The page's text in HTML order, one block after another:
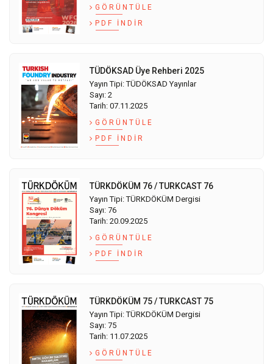
GÖRÜNTÜLE
PDF İNDIR
TÜDÖKSAD Üye Rehberi 2025
Yayın Tipi: TÜDÖKSAD Yayınlar
Sayı: 2
Tarih: 07.11.2025
GÖRÜNTÜLE
PDF İNDIR
TÜRKDÖKÜM 76 / TURKCAST 76
Yayın Tipi: TÜRKDÖKÜM Dergisi
Sayı: 76
Tarih: 20.09.2025
GÖRÜNTÜLE
PDF İNDIR
TÜRKDÖKÜM 75 / TURKCAST 75
Yayın Tipi: TÜRKDÖKÜM Dergisi
Sayı: 75
Tarih: 11.07.2025
GÖRÜNTÜLE